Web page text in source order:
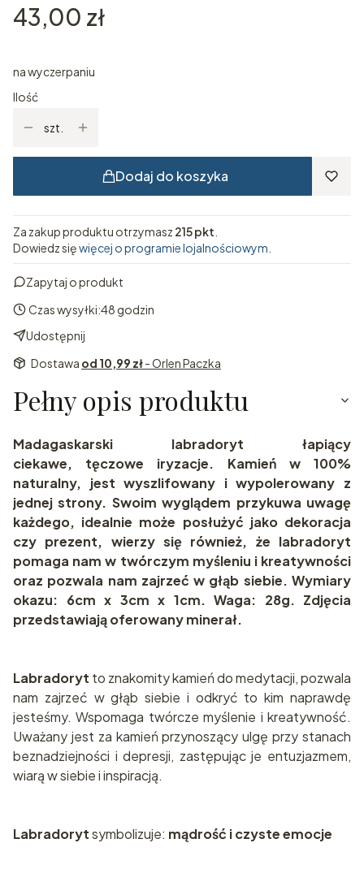
Cena
43,00 zł
na wyczerpaniu
Ilość
szt.
Dodaj do koszyka
Za zakup produktu otrzymasz 215 pkt
Dowiedz sięwięcej o programie lojalnościowym.
Zapytaj o produkt
Czas wysyłki:48 godzin
Udostępnij
Dostawa od 10,99 zł- Orlen Paczka
Pełny opis produktu
Madagaskarski labradoryt łapiący
ciekawe, tęczowe iryzacje. Kamień w 100%
naturalny, jest wyszlifowany i wypolerowany z
jednej strony. Swoim wyglądem przykuwa uwagę
każdego, idealnie może posłużyć jako dekoracja
czy prezent, wierzy się również, że labradoryt
pomaga nam w twórczym myśleniu i kreatywności
oraz pozwala nam zajrzeć w głąb siebie. Wymiary
okazu: 6cm x 3cm x 1cm. Waga: 28g. Zdjęcia
przedstawiają oferowany minerał.
Labradoryt to znakomity kamień do medytacji, pozwala
nam zajrzeć w głąb siebie i odkryć to kim naprawdę
jesteśmy. Wspomaga twórcze myślenie i kreatywność.
Uważany jest za kamień przynoszący ulgę przy stanach
beznadziejności i depresji, zastępując je entuzjazmem,
wiarą w siebie i inspiracją.
Labradorytsymbolizuje: mądrość i czyste emocje